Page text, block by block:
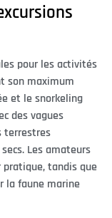
pour les activités
son maximum
et le snorkeling
des vagues
terrestres
Les amateurs
pratique, tandis que
la faune marine